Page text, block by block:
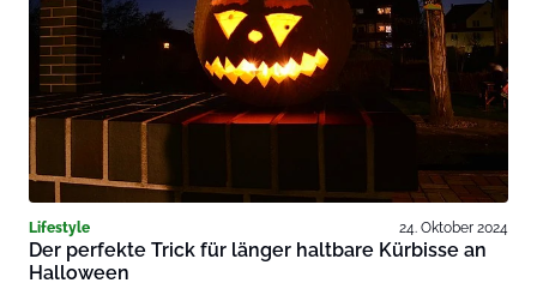
Lifestyle 24. Oktober 2024
Der perfekte Trick für länger haltbare Kürbisse an
Halloween